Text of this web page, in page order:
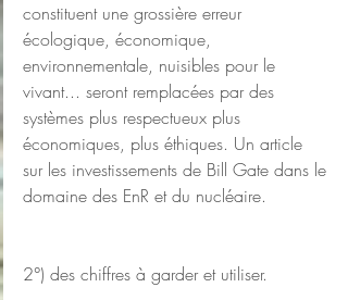
constituent une grossière erreur
écologique, économique,
environnementale, nuisibles pour le
vivant... seront remplacées par des
systèmes plus respectueux plus
économiques, plus éthiques. Un article
sur les investissements de Bill Gate dans le
domaine des EnR et du nucléaire.
2°) des chiffres à garder et utiliser.